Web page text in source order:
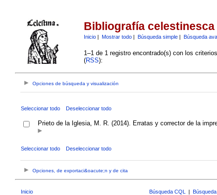
Bibliografía celestinesca
Inicio| Mostrar todo| Búsqueda simple| Búsqueda
1–1 de 1 registro encontrado(s) con los
(RSS):
Opciones de búsqueda y visualización
Seleccionar todo Deseleccionar todo
Prieto de la Iglesia, M. R. (2014). Erratas y corrector de la
Seleccionar todo Deseleccionar todo
Opciones, de exportaci&oacute;n y de cita
Inicio Búsqueda CQL |